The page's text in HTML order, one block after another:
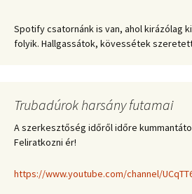
Spotify csatornánk is van, ahol kirázólag
folyik. Hallgassátok, kövessétek
Trubadúrok harsány futamai
A szerkesztőség időről időre
Feliratkozni ér!
https://www.youtube.com/channel/